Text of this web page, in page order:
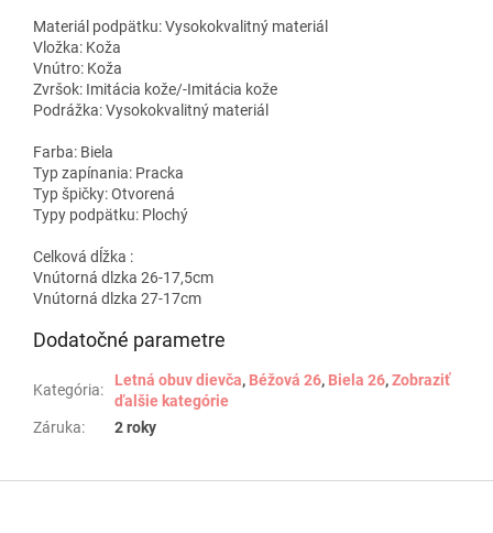
Materiál podpätku:Vysokokvalitný materiál
Vložka: Koža
Vnútro: Koža
Zvršok: Imitácia kože/-Imitácia kože
Podrážka:Vysokokvalitný materiál
Farba: Biela
Typ zapínania: Pracka
Typ špičky:Otvorená
Typy podpätku: Plochý
Celková dĺžka :
Vnútorná dlzka 26-17,5cm
Vnútorná dlzka 27-17cm
Dodatočné parametre
Kategória:
Letná obuv dievča, Béžová 26, Biela 26,Zobraziť
ďalšie kategórie
Záruka: 2 roky